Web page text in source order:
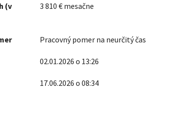
(v
3 810 € mesačne
Pracovný pomer na neurčitý čas
02.01.2026 o 13:26
17.06.2026 o 08:34